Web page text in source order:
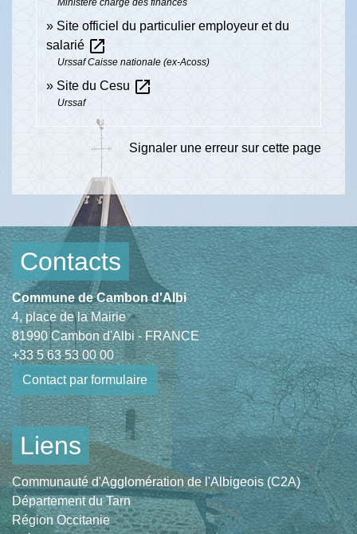
Ministère chargé des finances
Site officiel du particulier employeur et du
salarié open_in_new
Urssaf Caisse nationale (ex-Acoss)
Site du Cesu open_in_new
Urssaf
Signaler une erreur sur cette page
Contacts
Commune de Cambon d'Albi
4, place de la Mairie
81990 Cambon d'Albi - FRANCE
+33 5 63 53 00 00
Contact par formulaire
Liens
Communauté d'Agglomération de l'Albigeois (C2A)
Département du Tarn
Région Occitanie